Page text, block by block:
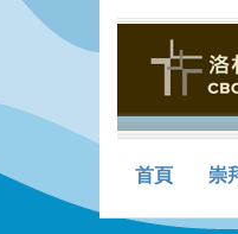
首頁 崇